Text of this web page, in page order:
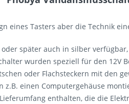
eines Tasters aber die Technik
später auch in silber
wurden speziell für den
oder Flachsteckern mit den
z.B. einen Computergehäuse
enthalten, die die